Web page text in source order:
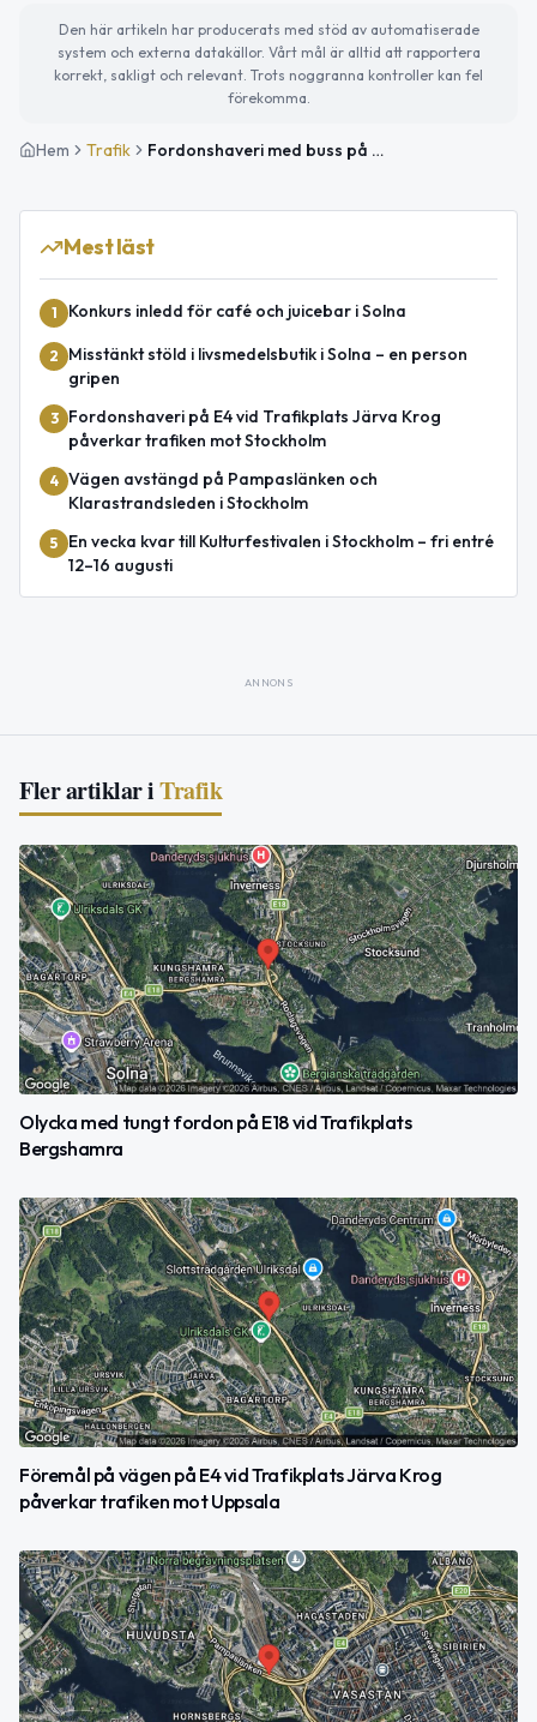
Den här artikeln har producerats med stöd av automatiserade
system och externa datakällor. Vårt mål är alltid att rapportera
korrekt, sakligt och relevant. Trots noggranna kontroller kan fel
förekomma.
Hem Trafik Fordonshaveri med buss på E4 vid Trafikplats Järva Krog påverkar trafiken mot Stockholm
Mest läst
1 Konkurs inledd för café och juicebar i Solna
2
Misstänkt stöld i livsmedelsbutik i Solna – en person
gripen
3
Fordonshaveri på E4 vid Trafikplats Järva Krog
påverkar trafiken mot Stockholm
4 Vägen avstängd på Pampaslänken och
Klarastrandsleden i Stockholm
5
En vecka kvar till Kulturfestivalen i Stockholm – fri entré
12–16 augusti
ANNONS
Fler artiklar iTrafik
Olycka med tungt fordon på E18 vid Trafikplats
Bergshamra
Föremål på vägen på E4 vid Trafikplats Järva Krog
påverkar trafiken mot Uppsala